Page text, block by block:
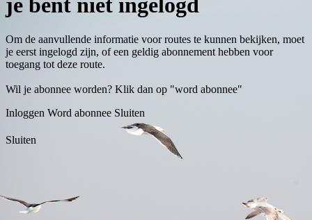
Om de aanvullende informatie voor routes te kunnen bekijken, moet
je eerst ingelogd zijn, of een geldig abonnement hebben voor
toegang tot deze route.
Wil je abonnee worden? Klik dan op "word abonnee"
Inloggen Word abonnee Sluiten
Sluiten